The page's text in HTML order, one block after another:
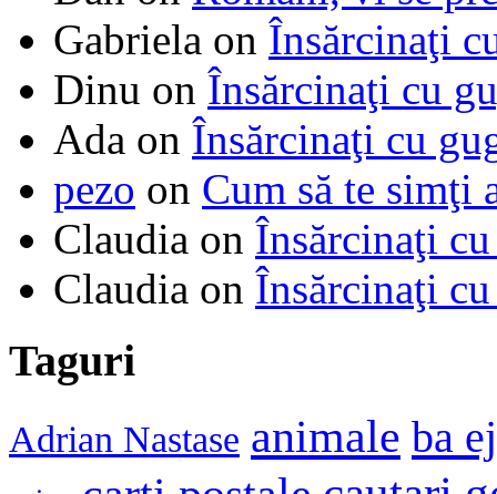
Gabriela on Însărcinaţi
Dinu on Însărcinaţi cu
Ada on Însărcinaţi cu
pezo on Cum să te simţi
Claudia on Însărcinaţi
Claudia on Însărcinaţi
Taguri
Adrian Nastase animale ba